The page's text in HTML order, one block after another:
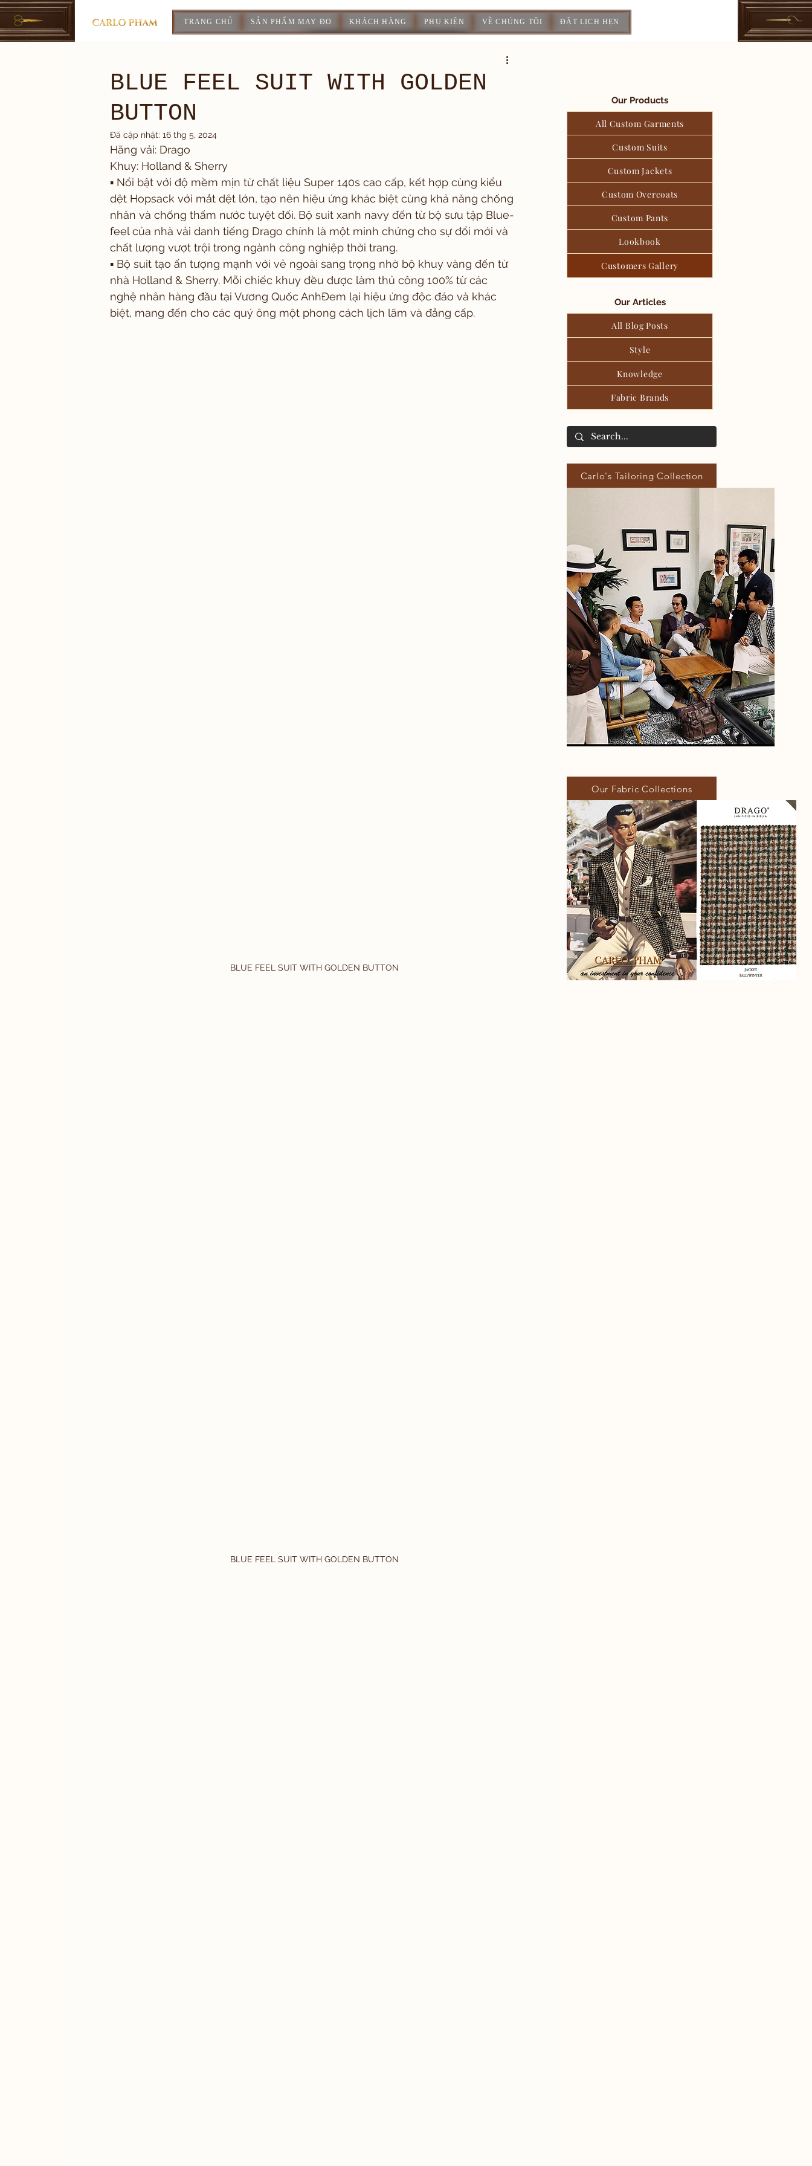
TRANG CHỦ SẢN PHẨM MAY ĐO KHÁCH HÀNG PHỤ KIỆN VỀ CHÚNG TÔI ĐẶT LỊCH HẸN
BLUE FEEL SUIT WITH GOLDEN
BUTTON
Đã cập nhật: 16 thg 5, 2024
Hãng vải: Drago
Khuy: Holland & Sherry
▪️ Nổi bật với độ mềm mịn từ chất liệu Super 140s cao cấp, kết hợp cùng kiểu
dệt Hopsack với mắt dệt lớn, tạo nên hiệu ứng khác biệt cùng khả năng chống
nhăn và chống thấm nước tuyệt đối. Bộ suit xanh navy đến từ bộ sưu tập Blue-
feel của nhà vải danh tiếng Drago chính là một minh chứng cho sự đổi mới và
chất lượng vượt trội trong ngành công nghiệp thời trang.
▪️ Bộ suit tạo ấn tượng mạnh với vẻ ngoài sang trọng nhờ bộ khuy vàng đến từ
nhà Holland & Sherry. Mỗi chiếc khuy đều được làm thủ công 100% từ các
nghệ nhân hàng đầu tại Vương Quốc AnhĐem lại hiệu ứng độc đáo và khác
biệt, mang đến cho các quý ông một phong cách lịch lãm và đẳng cấp.
BLUE FEEL SUIT WITH GOLDEN BUTTON
BLUE FEEL SUIT WITH GOLDEN BUTTON
Our Products
All Custom Garments
Custom Suits
Custom Jackets
Custom Overcoats
Custom Pants
Lookbook
Customers Gallery
Our Articles
All Blog Posts
Style
Knowledge
Fabric Brands
Carlo's Tailoring Collection
Our Fabric Collections